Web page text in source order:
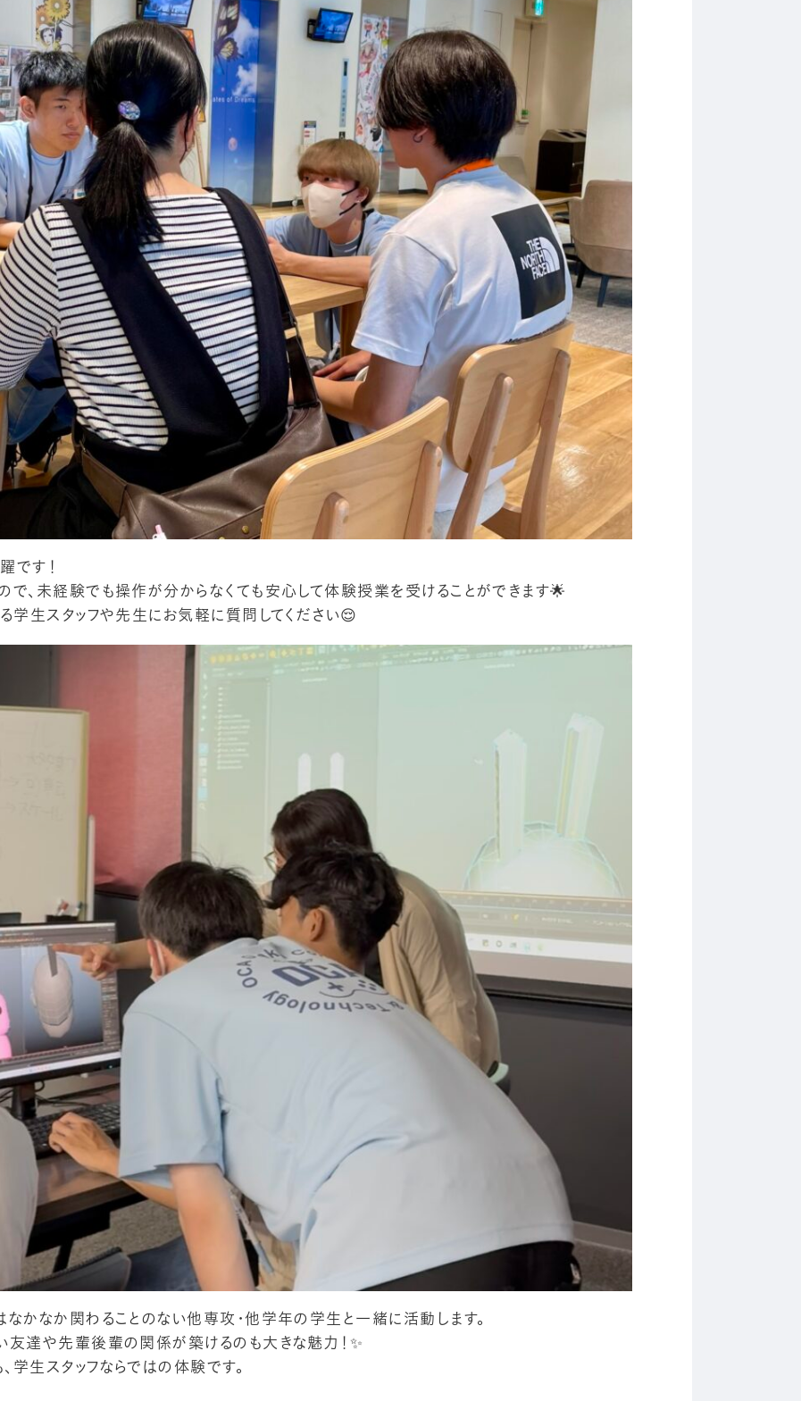
です！
で、未経験でも操作が分からなくても安心して体験授業を受けることができます🌟
学生スタッフや先生にお気軽に質問してください😌
かなか関わることのない他専攻・他学年の学生と一緒に活動します。
友達や先輩後輩の関係が築けるのも大きな魅力！✨
生スタッフならではの体験です。